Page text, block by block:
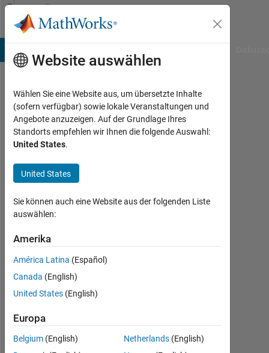
Weiter zum Inhalt
Community
Profile
s
Last
seen:
etwa
ein
Jahr
|
Aktiv
2020
Followers:
0
Website auswählen
Wählen Sie eine Website aus, um übersetzte Inhalte
(sofern verfügbar) sowie lokale Veranstaltungen und
Angebote anzuzeigen. Auf der Grundlage Ihres
Standorts empfehlen wir Ihnen die folgende Auswahl:
United States.
United States
Sie können auch eine Website aus der folgenden Liste
auswählen:
Amerika
América Latina (Español)
Canada (English)
United States (English)
Europa
Belgium (English)
Netherlands (English)